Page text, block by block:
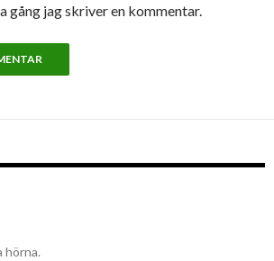
gång jag skriver en kommentar.
hörna.